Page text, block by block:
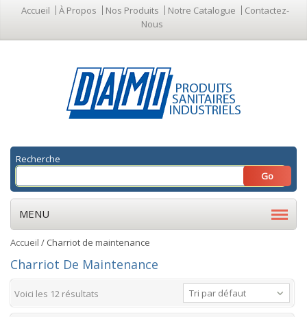
Accueil À Propos Nos Produits Notre Catalogue
Contactez-
Nous
Recherche
MENU
Accueil / Charriot de maintenance
Charriot De Maintenance
Tri par défaut
Voici les 12 résultats